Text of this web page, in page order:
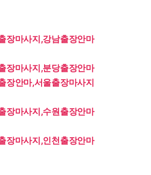
장마사지,강남출장안마
장마사지,분당출장안마
장안마,서울출장마사지
장마사지,수원출장안마
장마사지,인천출장안마